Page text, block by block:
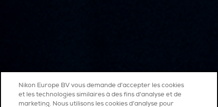
Nikon Europe BV vous demande d'accepter les cookies
et les technologies similaires à des fins d'analyse et de
marketing. Nous utilisons les cookies d’analyse pour